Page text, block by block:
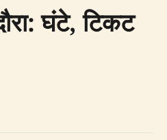
घंटे, टिकट